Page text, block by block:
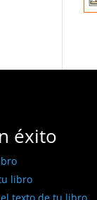
éxito
libro